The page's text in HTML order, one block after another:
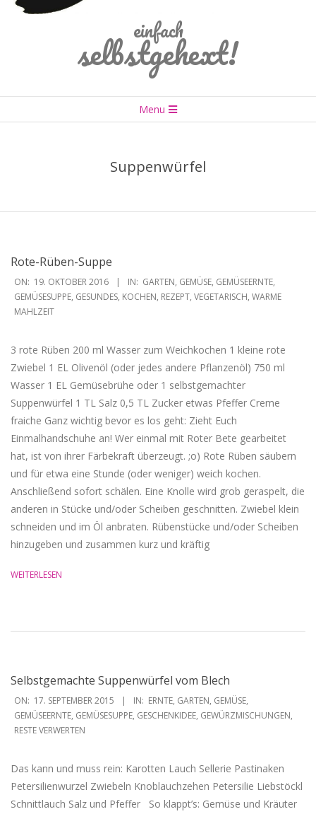
einfach
selbstgehext!
Navigation
Menu
Suppenwürfel
Rote-Rüben-Suppe
2016-
10-
19
ON: 19. OKTOBER 2016 IN: GARTEN, GEMÜSE, GEMÜSEERNTE,
GEMÜSESUPPE, GESUNDES, KOCHEN, REZEPT, VEGETARISCH, WARME
MAHLZEIT
3 rote Rüben 200 ml Wasser zum Weichkochen 1 kleine rote
Zwiebel 1 EL Olivenöl (oder jedes andere Pflanzenöl) 750 ml
Wasser 1 EL Gemüsebrühe oder 1 selbstgemachter
Suppenwürfel 1 TL Salz 0,5 TL Zucker etwas Pfeffer Creme
fraiche Ganz wichtig bevor es los geht: Zieht Euch
Einmalhandschuhe an! Wer einmal mit Roter Bete gearbeitet
hat, ist von ihrer Färbekraft überzeugt. ;o) Rote Rüben säubern
und für etwa eine Stunde (oder weniger) weich kochen.
Anschließend sofort schälen. Eine Knolle wird grob geraspelt, die
anderen in Stücke und/oder Scheiben geschnitten. Zwiebel klein
schneiden und im Öl anbraten. Rübenstücke und/oder Scheiben
hinzugeben und zusammen kurz und kräftig
WEITERLESEN
Selbstgemachte Suppenwürfel vom Blech
2015-
09-
17
ON: 17. SEPTEMBER 2015 IN: ERNTE, GARTEN, GEMÜSE,
GEMÜSEERNTE, GEMÜSESUPPE, GESCHENKIDEE, GEWÜRZMISCHUNGEN,
RESTE VERWERTEN
Das kann und muss rein: Karotten Lauch Sellerie Pastinaken
Petersilienwurzel Zwiebeln Knoblauchzehen Petersilie Liebstöckl
Schnittlauch Salz und Pfeffer ‎ ‎ So klappt’s: Gemüse und Kräuter